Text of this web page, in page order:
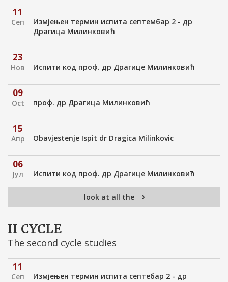
11
Сеп
Измјењен термин испита септембар 2 - др
Драгица Милинковић
23
Нов Испити код проф. др Драгице Милинковић
09
Oct проф. др Драгица Милинковић
15
Апр Оbavjestenje Ispit dr Dragica Milinkovic
06
Јул Испити код проф. др Драгице Милинковић
Јул
Обавјештење испити - проф. Драгица
look at all the
II CYCLE
The second cycle studies
11
Сеп
Измјењен термин испита септебар 2 - др